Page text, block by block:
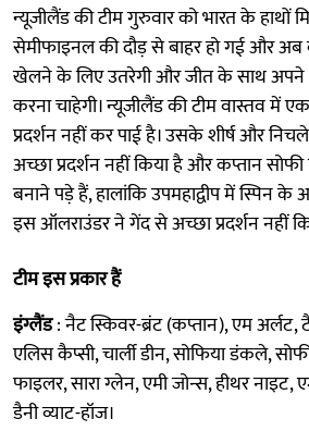
न्यूजीलैंड की टीम गुरुवार को भारत के हाथों
सेमीफाइनल की दौड़ से बाहर हो गई और अब
खेलने के लिए उतरेगी और जीत के साथ अपने
करना चाहेगी। न्यूजीलैंड की टीम वास्तव में
प्रदर्शन नहीं कर पाई है। उसके शीर्ष और
अच्छा प्रदर्शन नहीं किया है और कप्तान
बनाने पड़े हैं, हालांकि उपमहाद्वीप में स्पिन
इस ऑलराउंडर ने गेंद से अच्छा प्रदर्शन नहीं
टीम इस प्रकार हैं
इंग्लैंड: नैट स्किवर-ब्रंट (कप्तान), एम अर्लट,
एलिस कैप्सी, चार्ली डीन, सोफिया डंकले,
फाइलर, सारा ग्लेन, एमी जोन्स, हीथर नाइट,
डैनी व्याट-हॉज।